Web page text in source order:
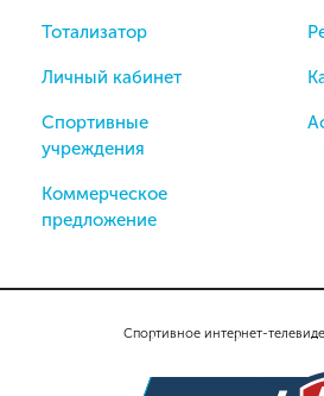
Спортивное интернет-
Тотализатор
Личный кабинет
Спортивные
учреждения
Коммерческое
предложение